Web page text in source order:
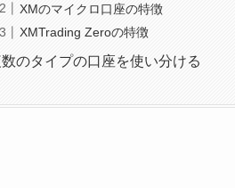
XMのマイクロ口座の特徴
XMTrading Zeroの特徴
のタイプの口座を使い分ける